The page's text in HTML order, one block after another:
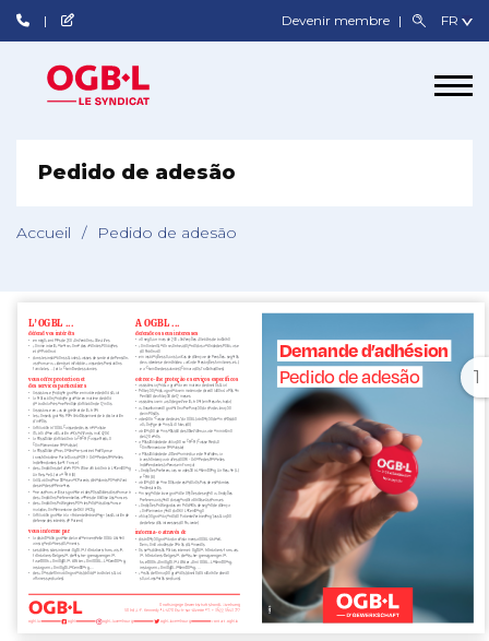
Devenir membre
Pedido de adesão
Accueil / Pedido de adesão
1